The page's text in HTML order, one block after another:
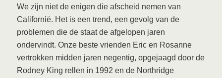
We zijn niet de enigen die afscheid nemen van
Californië. Het is een trend, een gevolg van de
problemen die de staat de afgelopen jaren
ondervindt. Onze beste vrienden Eric en Rosanne
vertrokken midden jaren negentig, opgejaagd door de
Rodney King rellen in 1992 en de Northridge